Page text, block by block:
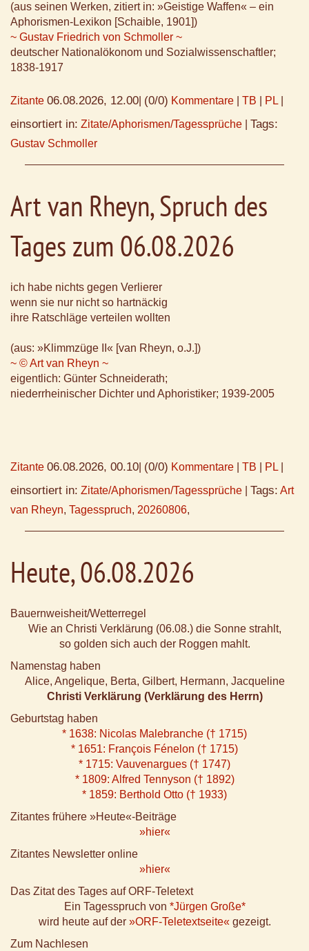
(aus seinen Werken, zitiert in: »Geistige Waffen« – ein
Aphorismen-Lexikon [Schaible, 1901])
~ Gustav Friedrich von Schmoller ~
deutscher Nationalökonom und Sozialwissenschaftler;
1838-1917
Zitante 06.08.2026, 12.00 (0/0) Kommentare TB PL
einsortiert in: Zitate/Aphorismen/Tagessprüche Tags:
Gustav Schmoller
Art van Rheyn, Spruch des
Tages zum 06.08.2026
ich habe nichts gegen Verlierer
wenn sie nur nicht so hartnäckig
ihre Ratschläge verteilen wollten
(aus: »Klimmzüge II« [van Rheyn, o.J.])
~ © Art van Rheyn ~
eigentlich: Günter Schneiderath;
niederrheinischer Dichter und Aphoristiker; 1939-2005
Zitante 06.08.2026, 00.10 (0/0) Kommentare TB PL
einsortiert in: Zitate/Aphorismen/Tagessprüche Tags: Art
van Rheyn, Tagesspruch, 20260806,
Heute, 06.08.2026
Bauernweisheit/Wetterregel
Wie an Christi Verklärung (06.08.) die Sonne strahlt,
so golden sich auch der Roggen mahlt.
Namenstag haben
Alice, Angelique, Berta, Gilbert, Hermann, Jacqueline
Christi Verklärung (Verklärung des Herrn)
Geburtstag haben
* 1638: Nicolas Malebranche († 1715)
* 1651: François Fénelon († 1715)
* 1715: Vauvenargues († 1747)
* 1809: Alfred Tennyson († 1892)
* 1859: Berthold Otto († 1933)
Zitantes frühere »Heute«-Beiträge
»hier«
Zitantes Newsletter online
»hier«
Das Zitat des Tages auf ORF-Teletext
Ein Tagesspruch von *Jürgen Große*
wird heute auf der »ORF-Teletextseite« gezeigt.
Zum Nachlesen